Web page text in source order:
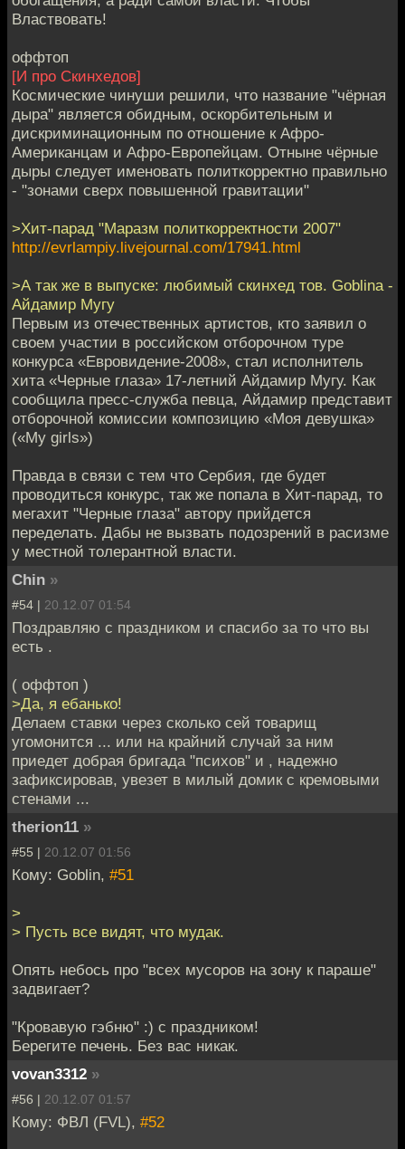
Властвовать!
оффтоп
[И про Скинхедов]
Космические чинуши решили, что название "чёрная
дыра" является обидным, оскорбительным и
дискриминационным по отношение к Афро-
Американцам и Афро-Европейцам. Отныне чёрные
дыры следует именовать политкорректно правильно
- "зонами сверх повышенной гравитации"
>Хит-парад "Маразм политкорректности 2007"
http://evrlampiy.livejournal.com/17941.html
>А так же в выпуске: любимый скинхед тов. Goblina -
Айдамир Мугу
Первым из отечественных артистов, кто заявил о
своем участии в российском отборочном туре
конкурса «Евровидение-2008», стал исполнитель
хита «Черные глаза» 17-летний Айдамир Мугу. Как
сообщила пресс-служба певца, Айдамир представит
отборочной комиссии композицию «Моя девушка»
(«My girls»)
Правда в связи с тем что Сербия, где будет
проводиться конкурс, так же попала в Хит-парад, то
мегахит "Черные глаза" автору прийдется
переделать. Дабы не вызвать подозрений в расизме
у местной толерантной власти.
Chin »
#54 | 20.12.07 01:54
Поздравляю с праздником и спасибо за то что вы
есть .
( оффтоп )
>Да, я ебанько!
Делаем ставки через сколько сей товарищ
угомонится ... или на крайний случай за ним
приедет добрая бригада "психов" и , надежно
зафиксировав, увезет в милый домик с кремовыми
стенами ...
therion11 »
#55 | 20.12.07 01:56
Кому: Goblin, #51
>
> Пусть все видят, что мудак.
Опять небось про "всех мусоров на зону к параше"
задвигает?
"Кровавую гэбню" :) с праздником!
Берегите печень. Без вас никак.
vovan3312 »
#56 | 20.12.07 01:57
Кому: ФВЛ (FVL), #52